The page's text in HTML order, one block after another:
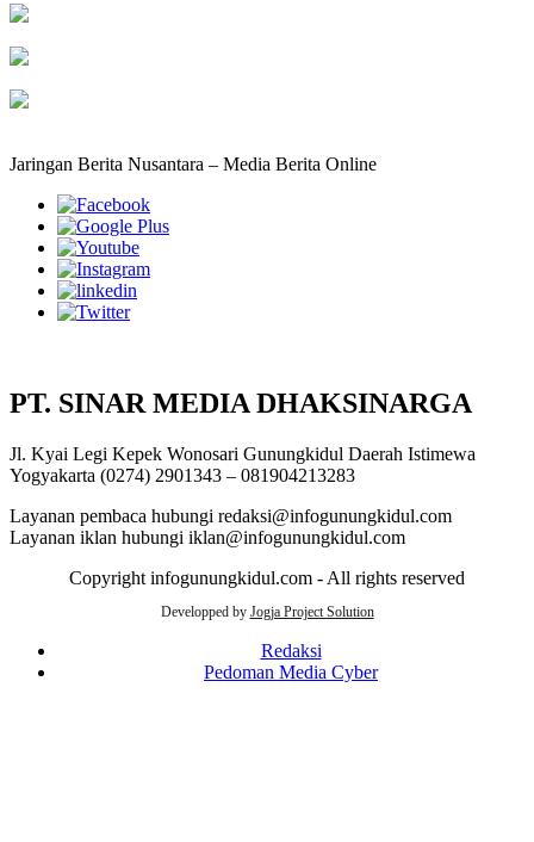
Jaringan Berita Nusantara – Media Berita Online
PT. SINAR MEDIA DHAKSINARGA
Jl. Kyai Legi Kepek Wonosari Gunungkidul Daerah Istimewa
Yogyakarta (0274) 2901343 – 081904213283
Layanan pembaca hubungi redaksi@infogunungkidul.com
Layanan iklan hubungi iklan@infogunungkidul.com
Copyright infogunungkidul.com - All rights reserved
Developped by Jogja Project Solution
Redaksi
Pedoman Media Cyber